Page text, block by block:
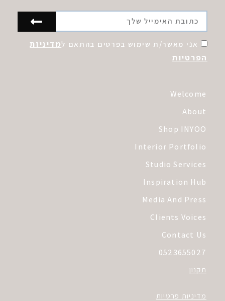
Welcome
About
Shop INYOO
Interior Portfolio
Studio Services
Inspiration Hub
Media And Press
Clients Voices
Contact Us
0523655027
תקנון
מדיניות פרטיות
אני מאשר/ת שימוש בפרטים בהתאם למדיניות
הפרטיות